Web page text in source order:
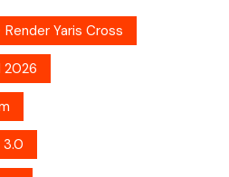
Render Yaris Cross
2026
3.0